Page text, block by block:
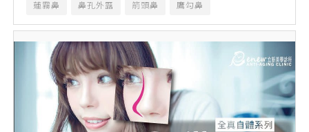
蓮霧鼻 鼻孔外露 箭頭鼻 鷹勾鼻